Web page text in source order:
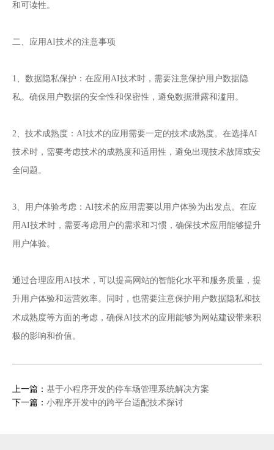
和可读性。
二、应用AI技术的注意事项
1、数据隐私保护：在应用AI技术时，需要注意保护用户数据隐
私。确保用户数据的安全性和保密性，避免数据泄露和滥用。
2、技术成熟度：AI技术的应用需要一定的技术成熟度。在选择AI
技术时，需要考虑技术的成熟度和适用性，避免出现技术故障或安
全问题。
3、用户体验考虑：AI技术的应用需要以用户体验为出发点。在应
用AI技术时，需要考虑用户的需求和习惯，确保技术应用能够提升
用户体验。
通过合理应用AI技术，可以提高网站的智能化水平和服务质量，提
升用户体验和运营效率。同时，也需要注意保护用户数据隐私和技
术成熟度等方面的考虑，确保AI技术的应用能够为 网站建设带来积
极的影响和价值。
上一篇： 基于小程序开发的停车场管理系统解决方案
下一篇： 小程序开发中的跨平台适配技术探讨